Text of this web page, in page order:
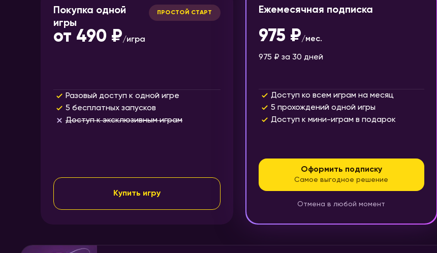
Покупка одной
игры
ПРОСТОЙ СТАРТ
от 490 ₽/игра
Разовый доступ к одной игре
5 бесплатных запусков
Доступ к эксклюзивным играм
Купить игру
Ежемесячная подписка
975 ₽/мес.
975 ₽ за 30 дней
Доступ ко всем играм на месяц
5 прохождений одной игры
Доступ к мини-играм в подарок
Оформить подписку
Самое выгодное решение
Отмена в любой момент